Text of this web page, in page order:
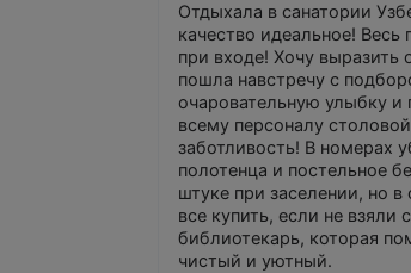
Отдыхала в санатории
качество идеальное!
при входе! Хочу выразить
пошла навстречу с
очаровательную улыбку
всему персоналу
заботливость! В номерах
полотенца и постельное
штуке при заселении, но
все купить, если не
библиотекарь, которая
чистый и уютный.